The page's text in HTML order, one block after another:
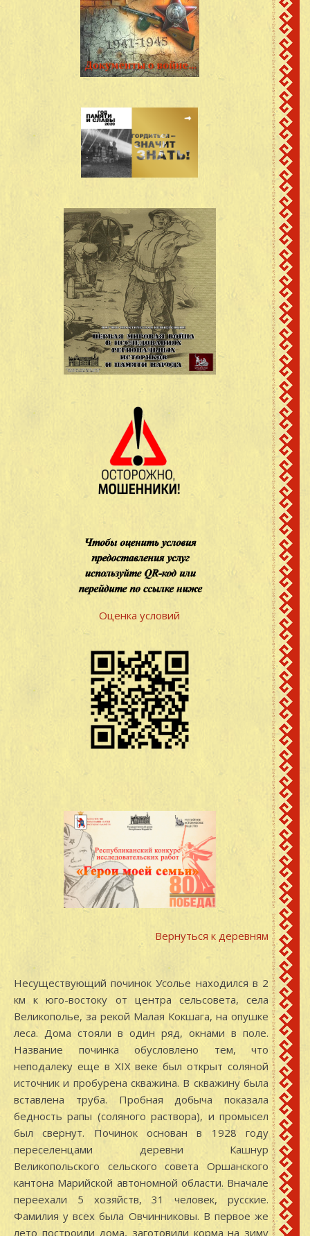
Оценка условий
Вернуться к деревням
Несуществующий починок Усолье находился в 2
км к юго-востоку от центра сельсовета, села
Великополье, за рекой Малая Кокшага, на опушке
леса. Дома стояли в один ряд, окнами в поле.
Название починка обусловлено тем, что
неподалеку еще в XIX веке был открыт соляной
источник и пробурена скважина. В скважину была
вставлена труба. Пробная добыча показала
бедность рапы (соляного раствора), и промысел
был свернут. Починок основан в 1928 году
переселенцами деревни Кашнур
Великопольского сельского совета Оршанского
кантона Марийской автономной области. Вначале
переехали 5 хозяйств, 31 человек, русские.
Фамилия у всех была Овчинниковы. В первое же
лето построили дома, заготовили корма на зиму